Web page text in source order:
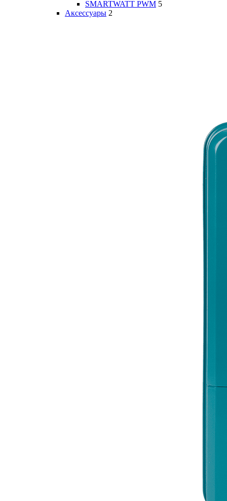
SMARTWATT PWM 5
Аксессуары 2